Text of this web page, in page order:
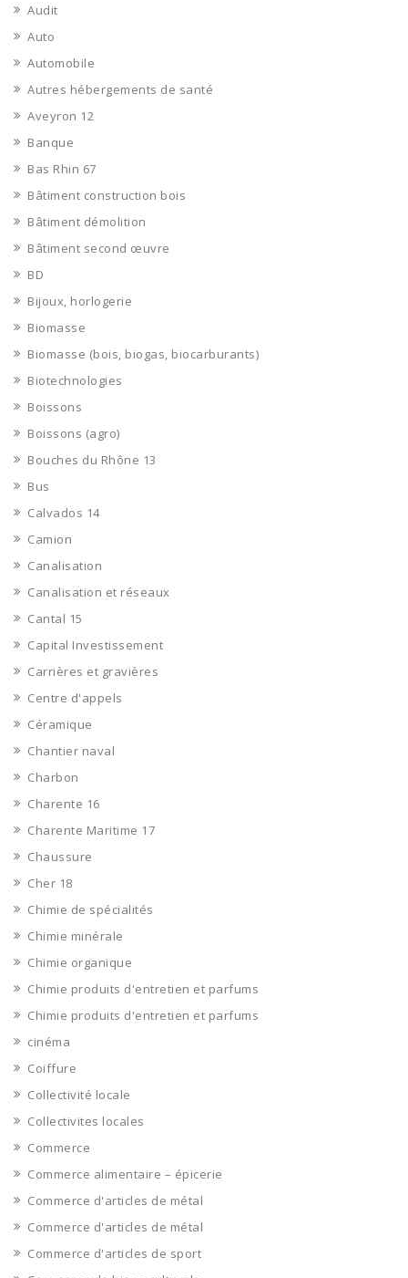
Audit
Auto
Automobile
Autres hébergements de santé
Aveyron 12
Banque
Bas Rhin 67
Bâtiment construction bois
Bâtiment démolition
Bâtiment second œuvre
BD
Bijoux, horlogerie
Biomasse
Biomasse (bois, biogas, biocarburants)
Biotechnologies
Boissons
Boissons (agro)
Bouches du Rhône 13
Bus
Calvados 14
Camion
Canalisation
Canalisation et réseaux
Cantal 15
Capital Investissement
Carrières et gravières
Centre d'appels
Céramique
Chantier naval
Charbon
Charente 16
Charente Maritime 17
Chaussure
Cher 18
Chimie de spécialités
Chimie minérale
Chimie organique
Chimie produits d'entretien et parfums
Chimie produits d'entretien et parfums
cinéma
Coiffure
Collectivité locale
Collectivites locales
Commerce
Commerce alimentaire – épicerie
Commerce d'articles de métal
Commerce d'articles de métal
Commerce d'articles de sport